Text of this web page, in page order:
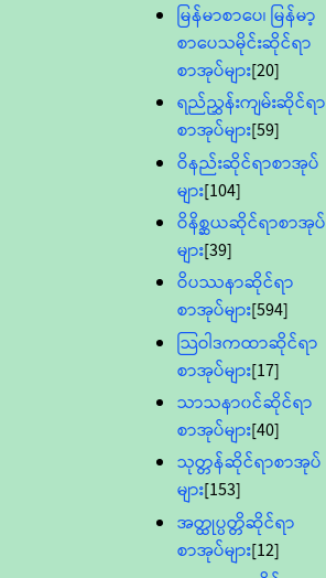
မြန်မာစာပေ၊ မြန်မာ့
စာပေသမိုင်းဆိုင်ရာ
စာအုပ်များ[20]
ရည်ညွှန်းကျမ်းဆိုင်ရာ
စာအုပ်များ[59]
ဝိနည်းဆိုင်ရာစာအုပ်
များ[104]
ဝိနိစ္ဆယဆိုင်ရာစာအုပ်
များ[39]
ဝိပဿနာဆိုင်ရာ
စာအုပ်များ[594]
သြဝါဒကထာဆိုင်ရာ
စာအုပ်များ[17]
သာသနာ၀င်ဆိုင်ရာ
စာအုပ်များ[40]
သုတ္တန်ဆိုင်ရာစာအုပ်
များ[153]
အတ္ထုပ္ပတ္တိဆိုင်ရာ
စာအုပ်များ[12]